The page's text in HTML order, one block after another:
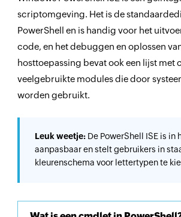
scriptomgeving. Het is de
PowerShell en is handig voor het
code, en het debuggen en oplossen
hosttoepassing bevat ook een lijst met
veelgebruikte modules die door
worden gebruikt.
Leuk weetje:De PowerShell ISE is in
aanpasbaar en stelt gebruikers in
kleurenschema voor lettertypen te